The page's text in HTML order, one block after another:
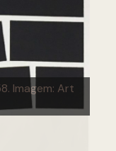
Imagem: Art